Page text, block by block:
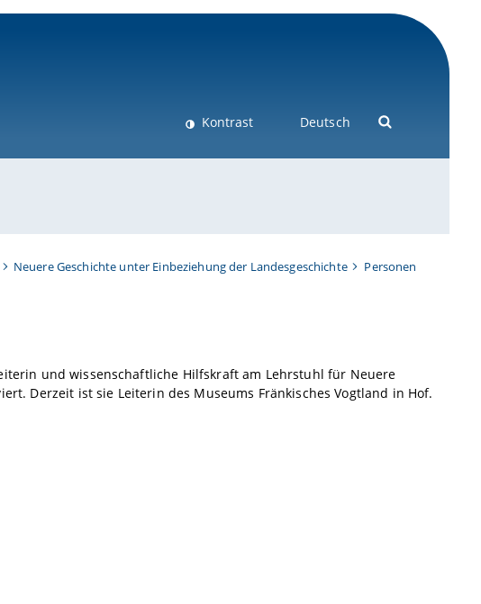
Kontrast Deutsch
Neuere Geschichte unter Einbeziehung der Landesgeschichte
Personen
und wissenschaftliche Hilfskraft am Lehrstuhl für Neuere
Derzeit ist sie Leiterin des Museums Fränkisches Vogtland in Hof.